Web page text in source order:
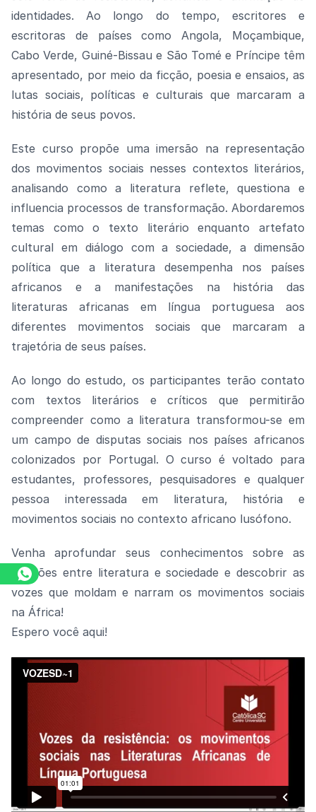
identidades. Ao longo do tempo, escritores e
escritoras de países como Angola, Moçambique,
Cabo Verde, Guiné-Bissau e São Tomé e Príncipe têm
apresentado, por meio da ficção, poesia e ensaios, as
lutas sociais, políticas e culturais que marcaram a
história de seus povos.
Este curso propõe uma imersão na representação
dos movimentos sociais nesses contextos literários,
analisando como a literatura reflete, questiona e
influencia processos de transformação. Abordaremos
temas como o texto literário enquanto artefato
cultural em diálogo com a sociedade, a dimensão
política que a literatura desempenha nos países
africanos e a manifestações na história das
literaturas africanas em língua portuguesa aos
diferentes movimentos sociais que marcaram a
trajetória de seus países.
Ao longo do estudo, os participantes terão contato
com textos literários e críticos que permitirão
compreender como a literatura transformou-se em
um campo de disputas sociais nos países africanos
colonizados por Portugal. O curso é voltado para
estudantes, professores, pesquisadores e qualquer
pessoa interessada em literatura, história e
movimentos sociais no contexto africano lusófono.
Venha aprofundar seus conhecimentos sobre as
relações entre literatura e sociedade e descobrir as
vozes que moldam e narram os movimentos sociais
na África!
Espero você aqui!
Assista o vídeo